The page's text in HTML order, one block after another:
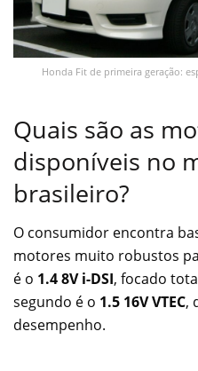
Honda Fit de primeira geração:
Quais são as
disponíveis no
brasileiro?
O consumidor encontra
motores muito robustos
é o 1.4 8V i-DSI, focado
segundo é o 1.5 16V VTEC,
desempenho.